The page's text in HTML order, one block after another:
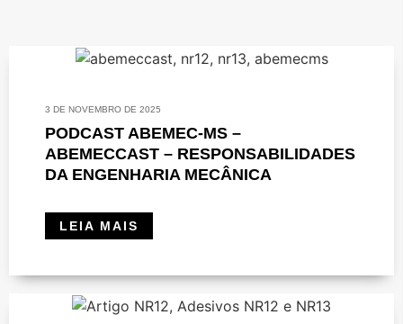
3 DE NOVEMBRO DE 2025
PODCAST ABEMEC-MS –
ABEMECCAST – RESPONSABILIDADES
DA ENGENHARIA MECÂNICA
LEIA MAIS